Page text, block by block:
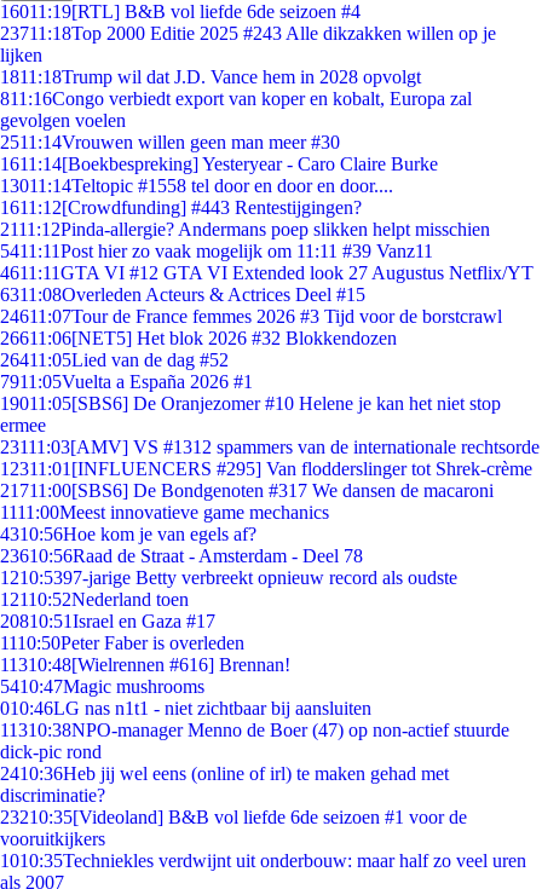
16011:19[RTL] B&B vol liefde 6de seizoen #4
23711:18Top 2000 Editie 2025 #243 Alle dikzakken willen op je
lijken
1811:18Trump wil dat J.D. Vance hem in 2028 opvolgt
811:16Congo verbiedt export van koper en kobalt, Europa zal
gevolgen voelen
2511:14Vrouwen willen geen man meer #30
1611:14[Boekbespreking] Yesteryear - Caro Claire Burke
13011:14Teltopic #1558 tel door en door en door....
1611:12[Crowdfunding] #443 Rentestijgingen?
2111:12Pinda-allergie? Andermans poep slikken helpt misschien
5411:11Post hier zo vaak mogelijk om 11:11 #39 Vanz11
4611:11GTA VI #12 GTA VI Extended look 27 Augustus Netflix/YT
6311:08Overleden Acteurs & Actrices Deel #15
24611:07Tour de France femmes 2026 #3 Tijd voor de borstcrawl
26611:06[NET5] Het blok 2026 #32 Blokkendozen
26411:05Lied van de dag #52
7911:05Vuelta a España 2026 #1
19011:05[SBS6] De Oranjezomer #10 Helene je kan het niet stop
ermee
23111:03[AMV] VS #1312 spammers van de internationale rechtsorde
12311:01 [INFLUENCERS #295] Van flodderslinger tot Shrek-crème
21711:00[SBS6] De Bondgenoten #317 We dansen de macaroni
1111:00Meest innovatieve game mechanics
4310:56Hoe kom je van egels af?
23610:56Raad de Straat - Amsterdam - Deel 78
1210:5397-jarige Betty verbreekt opnieuw record als oudste
12110:52Nederland toen
20810:51Israel en Gaza #17
1110:50Peter Faber is overleden
11310:48[Wielrennen #616] Brennan!
5410:47Magic mushrooms
010:46LG nas n1t1 - niet zichtbaar bij aansluiten
11310:38NPO-manager Menno de Boer (47) op non-actief stuurde
dick-pic rond
2410:36Heb jij wel eens (online of irl) te maken gehad met
discriminatie?
23210:35[Videoland] B&B vol liefde 6de seizoen #1 voor de
vooruitkijkers
1010:35Techniekles verdwijnt uit onderbouw: maar half zo veel uren
als 2007